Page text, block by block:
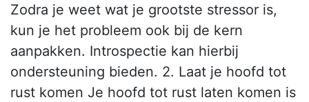
Zodra je weet wat je grootste stressor is,
kun je het probleem ook bij de kern
aanpakken. Introspectie kan hierbij
ondersteuning bieden. 2. Laat je hoofd tot
rust komen Je hoofd tot rust laten komen is